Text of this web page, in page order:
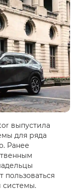
выпустила
для ряда
Ранее
пользоваться